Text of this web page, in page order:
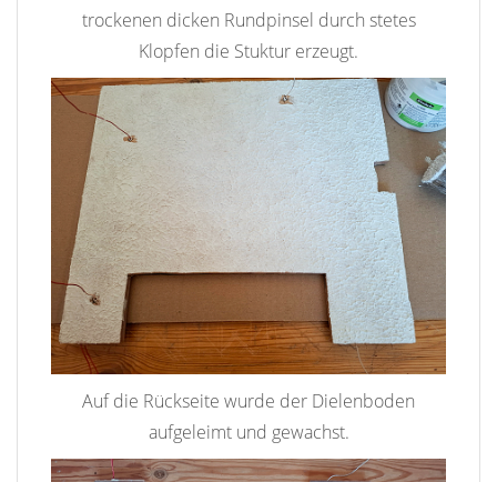
trockenen dicken Rundpinsel durch stetes
Klopfen die Stuktur erzeugt.
Auf die Rückseite wurde der Dielenboden
aufgeleimt und gewachst.